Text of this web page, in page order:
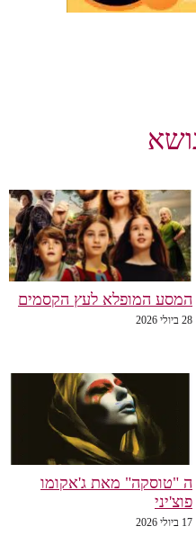
המופלא לעץ הקסמים
"טוסקה" מאת ג'אקומו